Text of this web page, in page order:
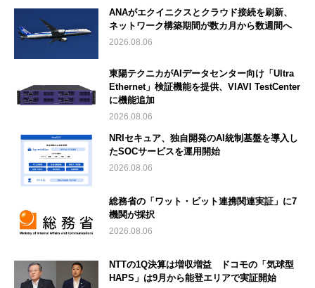
ANAがエクイニクスとクラウド接続を刷新、
ネットワーク構築期間が数カ月から数週間へ
2026.08.06
東陽テクニカがAIデータセンター向け「Ultra
Ethernet」検証機能を提供、VIAVI TestCenter
に機能追加
2026.08.06
NRIセキュア、独自開発のAI統制基盤を導入し
たSOCサービスを運用開始
2026.08.06
総務省の「ワット・ビット連携関連実証」に7
機関が採択
2026.08.06
NTTの1Q決算は増収増益 ドコモの「気球型
HAPS」は9月から能登エリアで実証開始